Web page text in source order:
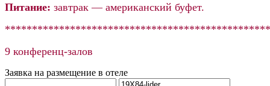
Питание: завтрак — американский буфет.
9 конференц-залов
Заявка на размещение в отеле